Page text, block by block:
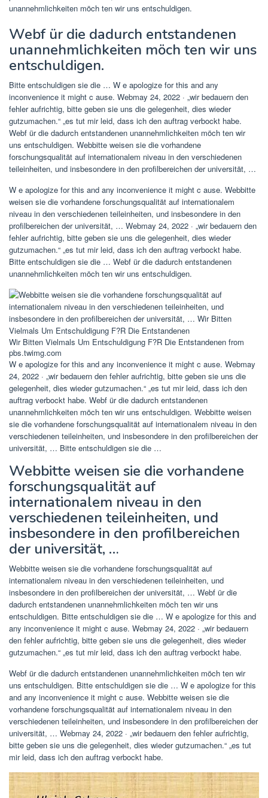
unannehmlichkeiten möch ten wir uns entschuldigen.
Webf ür die dadurch entstandenen
unannehmlichkeiten möch ten wir uns
entschuldigen.
Bitte entschuldigen sie die … W e apologize for this and any
inconvenience it might c ause. Webmay 24, 2022 · „wir bedauern den
fehler aufrichtig, bitte geben sie uns die gelegenheit, dies wieder
gutzumachen.“ „es tut mir leid, dass ich den auftrag verbockt habe.
Webf ür die dadurch entstandenen unannehmlichkeiten möch ten wir
uns entschuldigen. Webbitte weisen sie die vorhandene
forschungsqualität auf internationalem niveau in den verschiedenen
teileinheiten, und insbesondere in den profilbereichen der universität, …
W e apologize for this and any inconvenience it might c ause. Webbitte
weisen sie die vorhandene forschungsqualität auf internationalem
niveau in den verschiedenen teileinheiten, und insbesondere in den
profilbereichen der universität, … Webmay 24, 2022 · „wir bedauern den
fehler aufrichtig, bitte geben sie uns die gelegenheit, dies wieder
gutzumachen.“ „es tut mir leid, dass ich den auftrag verbockt habe.
Bitte entschuldigen sie die … Webf ür die dadurch entstandenen
unannehmlichkeiten möch ten wir uns entschuldigen.
Wir Bitten Vielmals Um Entschuldigung F?R Die Entstandenen from
pbs.twimg.com
W e apologize for this and any inconvenience it might c ause. Webmay
24, 2022 · „wir bedauern den fehler aufrichtig, bitte geben sie uns die
gelegenheit, dies wieder gutzumachen.“ „es tut mir leid, dass ich den
auftrag verbockt habe. Webf ür die dadurch entstandenen
unannehmlichkeiten möch ten wir uns entschuldigen. Webbitte weisen
sie die vorhandene forschungsqualität auf internationalem niveau in den
verschiedenen teileinheiten, und insbesondere in den profilbereichen der
universität, … Bitte entschuldigen sie die …
Webbitte weisen sie die vorhandene
forschungsqualität auf
internationalem niveau in den
verschiedenen teileinheiten, und
insbesondere in den profilbereichen
der universität, …
Webbitte weisen sie die vorhandene forschungsqualität auf
internationalem niveau in den verschiedenen teileinheiten, und
insbesondere in den profilbereichen der universität, … Webf ür die
dadurch entstandenen unannehmlichkeiten möch ten wir uns
entschuldigen. Bitte entschuldigen sie die … W e apologize for this and
any inconvenience it might c ause. Webmay 24, 2022 · „wir bedauern
den fehler aufrichtig, bitte geben sie uns die gelegenheit, dies wieder
gutzumachen.“ „es tut mir leid, dass ich den auftrag verbockt habe.
Webf ür die dadurch entstandenen unannehmlichkeiten möch ten wir
uns entschuldigen. Bitte entschuldigen sie die … W e apologize for this
and any inconvenience it might c ause. Webbitte weisen sie die
vorhandene forschungsqualität auf internationalem niveau in den
verschiedenen teileinheiten, und insbesondere in den profilbereichen der
universität, … Webmay 24, 2022 · „wir bedauern den fehler aufrichtig,
bitte geben sie uns die gelegenheit, dies wieder gutzumachen.“ „es tut
mir leid, dass ich den auftrag verbockt habe.